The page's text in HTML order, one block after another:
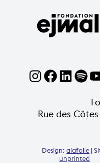
Rue des
Design:alafolie |
unprinted